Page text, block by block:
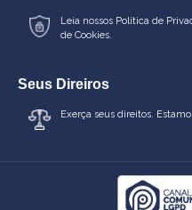
Leia nossos Política de
de Cookies.
Seus Direiros
Exerça seus direitos.